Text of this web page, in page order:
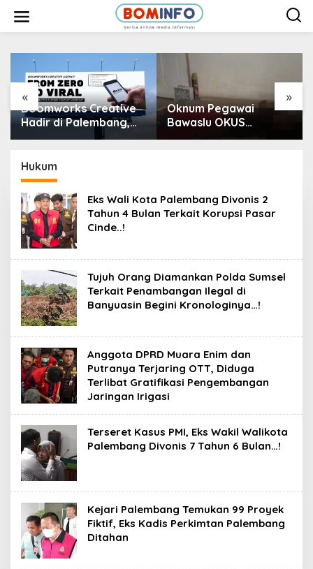
« »
Boomworks Creative
Hadir di Palembang,
Tawarkan Layanan
Wedding Content
Creator
Oknum Pegawai
Bawaslu OKUS
Ditemukan Tewas
Hukum
Eks Wali Kota Palembang Divonis 2
Tahun 4 Bulan Terkait Korupsi Pasar
Cinde..!
Tujuh Orang Diamankan Polda Sumsel
Terkait Penambangan Ilegal di
Banyuasin Begini Kronologinya…!
Anggota DPRD Muara Enim dan
Putranya Terjaring OTT, Diduga
Terlibat Gratifikasi Pengembangan
Jaringan Irigasi
Terseret Kasus PMI, Eks Wakil Walikota
Palembang Divonis 7 Tahun 6 Bulan…!
Kejari Palembang Temukan 99 Proyek
Fiktif, Eks Kadis Perkimtan Palembang
Ditahan